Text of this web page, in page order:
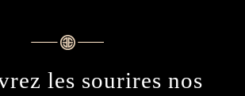
les sourires nos